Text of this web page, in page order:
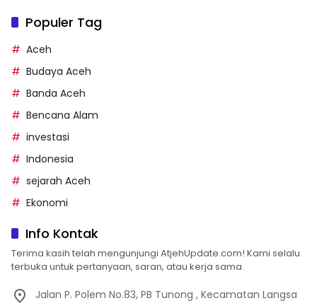
Populer Tag
Aceh
Budaya Aceh
Banda Aceh
Bencana Alam
investasi
Indonesia
sejarah Aceh
Ekonomi
Info Kontak
Terima kasih telah mengunjungi AtjehUpdate.com! Kami selalu
terbuka untuk pertanyaan, saran, atau kerja sama.
Jalan P. Polem No.83, PB Tunong , Kecamatan Langsa